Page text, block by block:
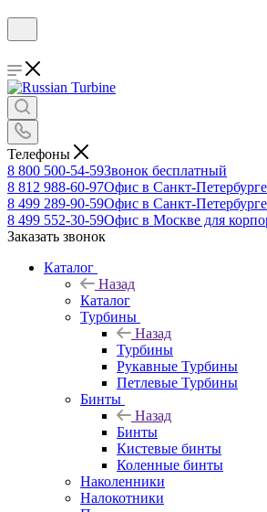
Телефоны
8 800 500-54-59Звонок бесплатный
8 812 988-60-97Офис в Санкт-Петербурге
8 499 289-90-59Офис в Санкт-Петербурге
8 499 552-30-59Офис в Москве для
Заказать звонок
Каталог
Назад
Каталог
Турбины
Назад
Турбины
Рукавные Турбины
Петлевые Турбины
Бинты
Назад
Бинты
Кистевые бинты
Коленные бинты
Наколенники
Налокотники